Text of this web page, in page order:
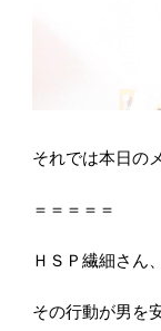
それでは本日の
＝＝＝＝＝
ＨＳＰ繊細さん
その行動が男を